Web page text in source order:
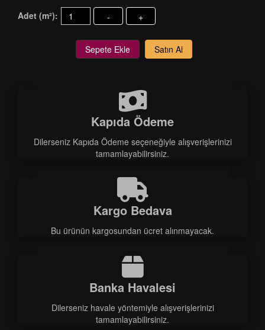
Adet (m²): - +
Sepete Ekle Satın Al
Kapıda Ödeme
Dilerseniz Kapıda Ödeme seçeneğiyle alışverişlerinizi
tamamlayabilirsiniz.
Kargo Bedava
Bu ürünün kargosundan ücret alınmayacak.
Banka Havalesi
Dilerseniz havale yöntemiyle alışverişlerinizi
tamamlayabilirsiniz.